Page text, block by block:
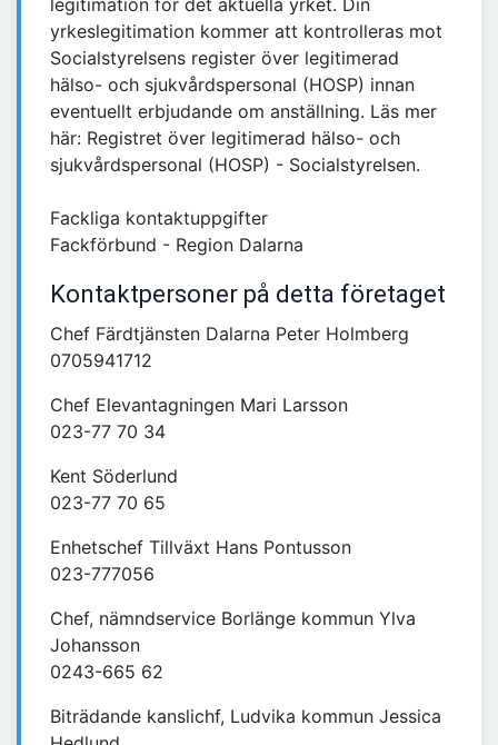
legitimation för det aktuella yrket. Din
yrkeslegitimation kommer att kontrolleras mot
Socialstyrelsens register över legitimerad
hälso- och sjukvårdspersonal (HOSP) innan
eventuellt erbjudande om anställning. Läs mer
här: Registret över legitimerad hälso- och
sjukvårdspersonal (HOSP) - Socialstyrelsen.
Fackliga kontaktuppgifter
Fackförbund - Region Dalarna
Kontaktpersoner på detta företaget
Chef Färdtjänsten Dalarna Peter Holmberg
0705941712
Chef Elevantagningen Mari Larsson
023-77 70 34
Kent Söderlund
023-77 70 65
Enhetschef Tillväxt Hans Pontusson
023-777056
Chef, nämndservice Borlänge kommun Ylva
Johansson
0243-665 62
Biträdande kanslichf, Ludvika kommun Jessica